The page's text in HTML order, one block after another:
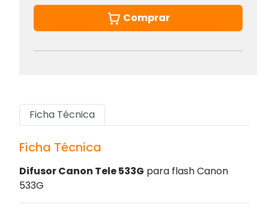
Comprar
Ficha Técnica
Ficha Técnica
Difusor Canon Tele 533G para flash Canon
533G